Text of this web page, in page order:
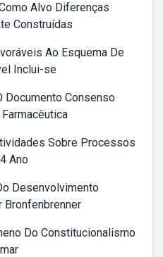
Alvo Diferenças
Construídas
Ao Esquema De
Inclui-se
Documento Consenso
Sobre Processos
Ano
Desenvolvimento
Bronfenbrenner
Do Constitucionalismo